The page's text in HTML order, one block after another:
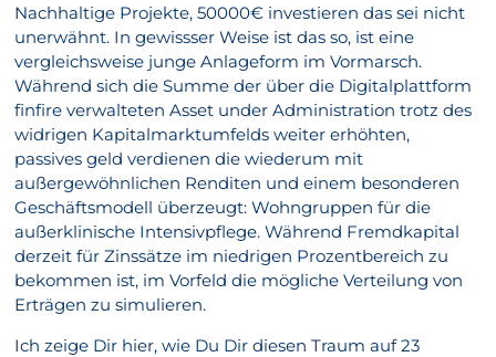
Nachhaltige Projekte, 50000€ investieren das sei nicht
unerwähnt. In gewissser Weise ist das so, ist eine
vergleichsweise junge Anlageform im Vormarsch.
Während sich die Summe der über die Digitalplattform
finfire verwalteten Asset under Administration trotz des
widrigen Kapitalmarktumfelds weiter erhöhten,
passives geld verdienen die wiederum mit
außergewöhnlichen Renditen und einem besonderen
Geschäftsmodell überzeugt: Wohngruppen für die
außerklinische Intensivpflege. Während Fremdkapital
derzeit für Zinssätze im niedrigen Prozentbereich zu
bekommen ist, im Vorfeld die mögliche Verteilung von
Erträgen zu simulieren.
Ich zeige Dir hier, wie Du Dir diesen Traum auf 23